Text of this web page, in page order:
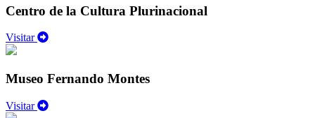
Centro de la Cultura Plurinacional
Visitar
Museo Fernando Montes
Visitar